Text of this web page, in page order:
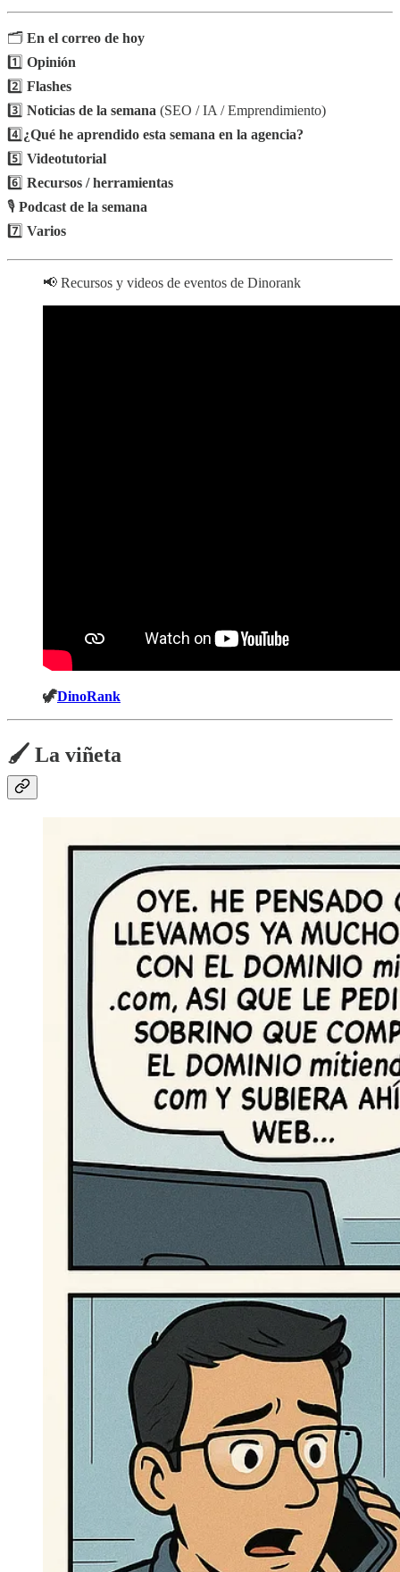
🗂️ En el correo de hoy
1️⃣ Opinión
2️⃣ Flashes
3️⃣ Noticias de la semana (SEO / IA / Emprendimiento)
4️⃣ ¿Qué he aprendido esta semana en la agencia?
5️⃣ Videotutorial
6️⃣ Recursos / herramientas
🎙️ Podcast de la semana
7️⃣ Varios
📢 Recursos y videos de eventos de Dinorank
🦖DinoRank
🖌️ La viñeta